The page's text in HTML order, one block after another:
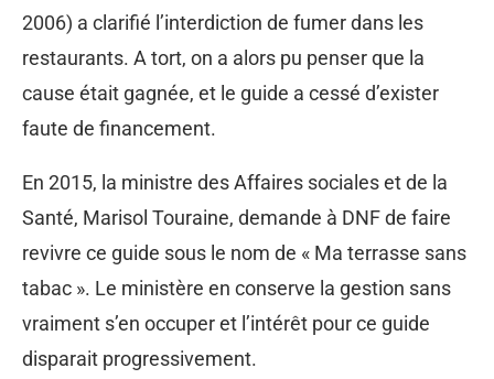
2006) a clarifié l’interdiction de fumer dans les
restaurants. A tort, on a alors pu penser que la
cause était gagnée, et le guide a cessé d’exister
faute de financement.
En 2015, la ministre des Affaires sociales et de la
Santé, Marisol Touraine, demande à DNF de faire
revivre ce guide sous le nom de « Ma terrasse sans
tabac ». Le ministère en conserve la gestion sans
vraiment s’en occuper et l’intérêt pour ce guide
disparait progressivement.